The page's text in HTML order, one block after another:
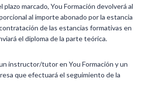
marcado, You Formación devolverá al
al importe abonado por la estancia
de las estancias formativas en
el diploma de la parte teórica.
instructor/tutor en You Formación y un
que efectuará el seguimiento de la